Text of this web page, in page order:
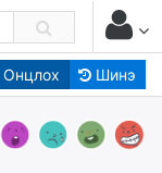
Онцлох Шинэ